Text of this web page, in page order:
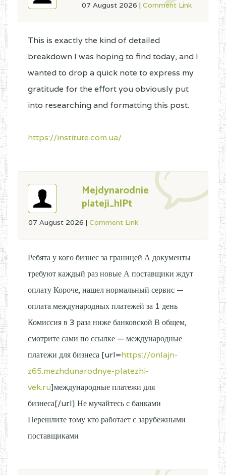
07 August 2026 | Comment Link
This is exactly the kind of detailed
breakdown I was hoping to find today, and I
wanted to drop a quick note to express my
gratitude for the effort you obviously put
into researching and formatting this post.
https://institute.com.ua/
Mejdynarodnie
plateji_hlPt
07 August 2026 | Comment Link
Ребята у кого бизнес за границей А документы
требуют каждый раз новые А поставщики ждут
оплату Короче, нашел нормальный сервис —
оплата международных платежей за 1 день
Комиссия в 3 раза ниже банковской В общем,
смотрите сами по ссылке — международные
платежи для бизнеса [url=https://onlajn-
z65.mezhdunarodnye-platezhi-
vek.ru]международные платежи для
бизнеса[/url] Не мучайтесь с банками
Перешлите тому кто работает с зарубежными
поставщиками